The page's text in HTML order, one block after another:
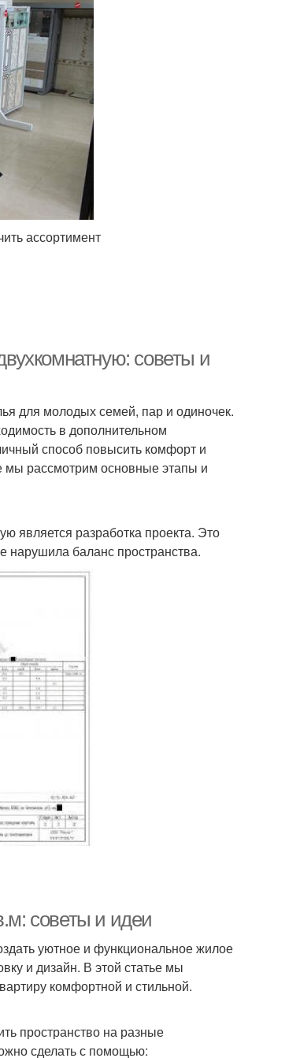
ассортимент
советы и
для молодых семей, пар и одиночек.
в дополнительном
способ повысить комфорт и
мы рассмотрим основные этапы и
является разработка проекта. Это
нарушила баланс пространства.
советы и идеи
уютное и функциональное жилое
и дизайн. В этой статье мы
комфортной и стильной.
пространство на разные
сделать с помощью: